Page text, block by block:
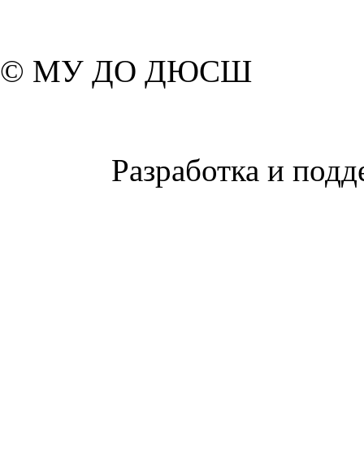
© МУ ДО ДЮСШ
Разработка и